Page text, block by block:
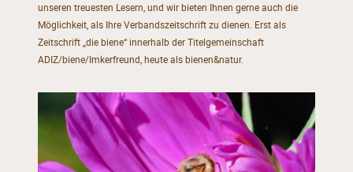
unseren treuesten Lesern, und wir bieten Ihnen gerne auch die
Möglichkeit, als Ihre Verbandszeitschrift zu dienen. Erst als
Zeitschrift „die biene“ innerhalb der Titelgemeinschaft
ADIZ/biene/Imkerfreund, heute als bienen&natur.